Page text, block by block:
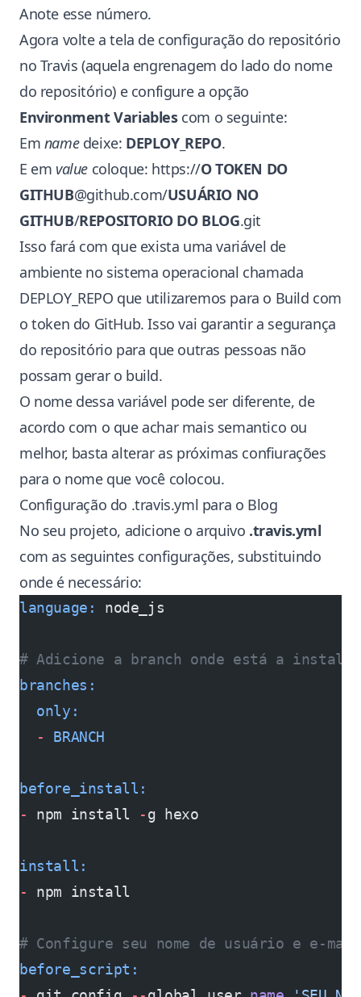
Anote esse número.
Agora volte a tela de configuração do repositório
no Travis (aquela engrenagem do lado do nome
do repositório) e configure a opção
Environment Variablescom o seguinte:
Em namedeixe: DEPLOY_REPO.
E em value coloque: https://O TOKEN DO
GITHUB@github.com/USUÁRIO NO
GITHUB/REPOSITORIO DO BLOG.git
Isso fará com que exista uma variável de
ambiente no sistema operacional chamada
DEPLOY_REPO que utilizaremos para o Build com
o token do GitHub. Isso vai garantir a segurança
do repositório para que outras pessoas não
possam gerar o build.
O nome dessa variável pode ser diferente, de
acordo com o que achar mais semantico ou
melhor, basta alterar as próximas confiurações
para o nome que você colocou.
Configuração do .travis.yml para o Blog
No seu projeto, adicione o arquivo .travis.yml
com as seguintes configurações, substituindo
onde é necessário:
language: node_js
# Adicione a branch onde está a
branches:
  only:
  -
BRANCH
before_install:
-
npm install -g hexo
install:
-
npm install
# Configure seu nome de usuário e e-mail
before_script: